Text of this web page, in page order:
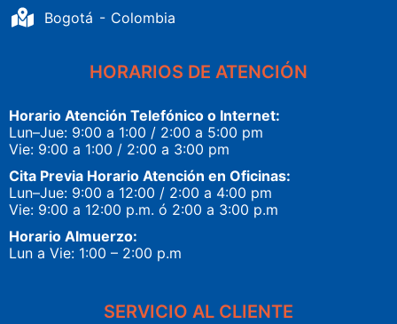
Bogotá - Colombia
HORARIOS DE ATENCIÓN
Horario Atención Telefónico o Internet:
Lun–Jue: 9:00 a 1:00 / 2:00 a 5:00 pm
Vie: 9:00 a 1:00 / 2:00 a 3:00 pm
Cita Previa Horario Atención en Oficinas:
Lun–Jue: 9:00 a 12:00 / 2:00 a 4:00 pm
Vie: 9:00 a 12:00 p.m. ó 2:00 a 3:00 p.m
Horario Almuerzo:
Lun a Vie: 1:00 – 2:00 p.m
SERVICIO AL CLIENTE